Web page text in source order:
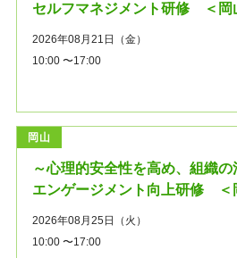
セルフマネジメント研修 ＜岡
2026年08月21日（金）
10:00 〜17:00
岡山
～心理的安全性を高め、組織の
エンゲージメント向上研修 ＜
2026年08月25日（火）
10:00 〜17:00